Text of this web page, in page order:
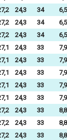
24,3 34
6,5
24,3 34
6,5
24,3 34
6,5
24,3 33
7,9
24,3 33
7,9
24,3 33
7,9
24,3 33
7,9
24,3 33
7,9
24,3 33
8,8
24,3 33
8,8
24,3 33
8,8